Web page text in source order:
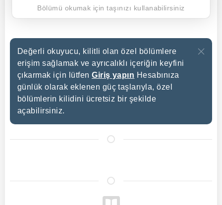
Bölümü okumak için taşınızı kullanabilirsiniz
Değerli okuyucu, kilitli olan özel bölümlere
erişim sağlamak ve ayrıcalıklı içeriğin keyfini
çıkarmak için lütfenGiriş yapın Hesabınıza
günlük olarak eklenen güç taşlarıyla, özel
bölümlerin kilidini ücretsiz bir şekilde
açabilirsiniz.